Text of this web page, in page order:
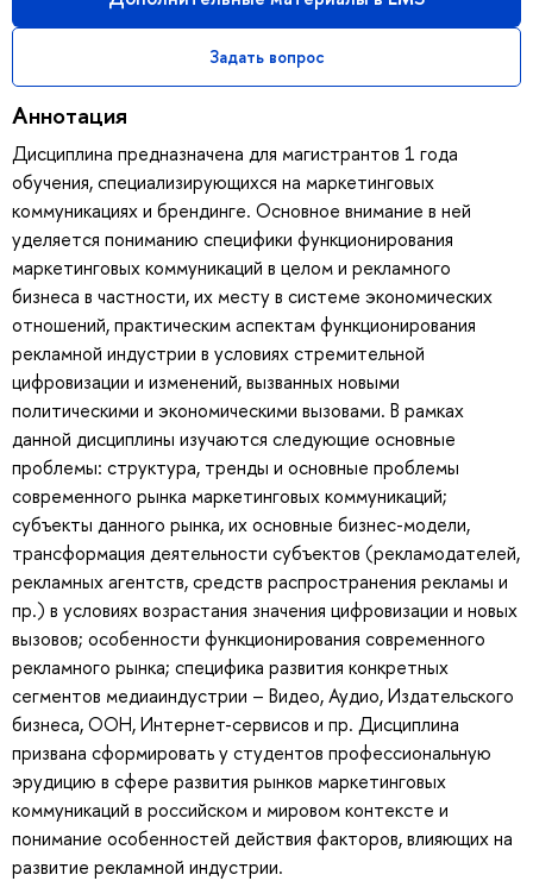
Задать вопрос
Аннотация
Дисциплина предназначена для магистрантов 1 года
обучения, специализирующихся на маркетинговых
коммуникациях и брендинге. Основное внимание в ней
уделяется пониманию специфики функционирования
маркетинговых коммуникаций в целом и рекламного
бизнеса в частности, их месту в системе экономических
отношений, практическим аспектам функционирования
рекламной индустрии в условиях стремительной
цифровизации и изменений, вызванных новыми
политическими и экономическими вызовами. В рамках
данной дисциплины изучаются следующие основные
проблемы: структура, тренды и основные проблемы
современного рынка маркетинговых коммуникаций;
субъекты данного рынка, их основные бизнес-модели,
трансформация деятельности субъектов (рекламодателей,
рекламных агентств, средств распространения рекламы и
пр.) в условиях возрастания значения цифровизации и новых
вызовов; особенности функционирования современного
рекламного рынка; специфика развития конкретных
сегментов медиаиндустрии – Видео, Аудио, Издательского
бизнеса, OOH, Интернет-сервисов и пр. Дисциплина
призвана сформировать у студентов профессиональную
эрудицию в сфере развития рынков маркетинговых
коммуникаций в российском и мировом контексте и
понимание особенностей действия факторов, влияющих на
развитие рекламной индустрии.